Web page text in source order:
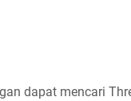
dapat mencari